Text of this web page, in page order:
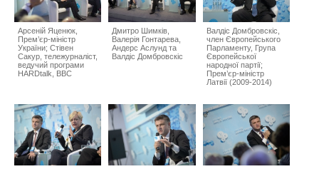
Арсеній Яценюк,
Прем’єр-міністр
України; Стівен
Сакур, тележурналіст,
ведучий програми
HARDtalk, BBC
Дмитро Шимків,
Валерія Гонтарева,
Андерс Аслунд та
Валдіс Домбровскіс
Валдіс Домбровскіс,
член Європейського
Парламенту, Група
Європейської
народної партії;
Прем’єр-міністр
Латвії (2009-2014)